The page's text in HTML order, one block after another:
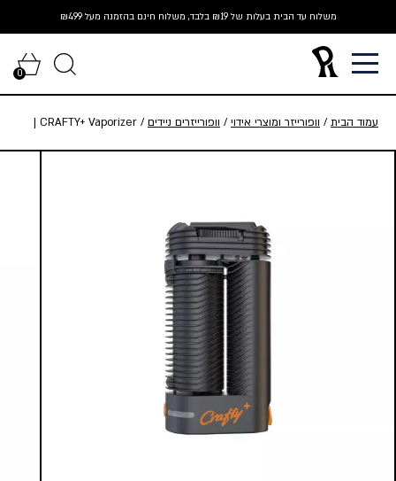
to
content
משלוח עד הבית בעלות של ₪19 בלבד, משלוח חינם בהזמנה מעל ₪499
0
עמוד הבית/ וופורייזר ומוצרי אידוי/ וופורייזרים ניידים
/ CRAFTY+ Vaporizer |